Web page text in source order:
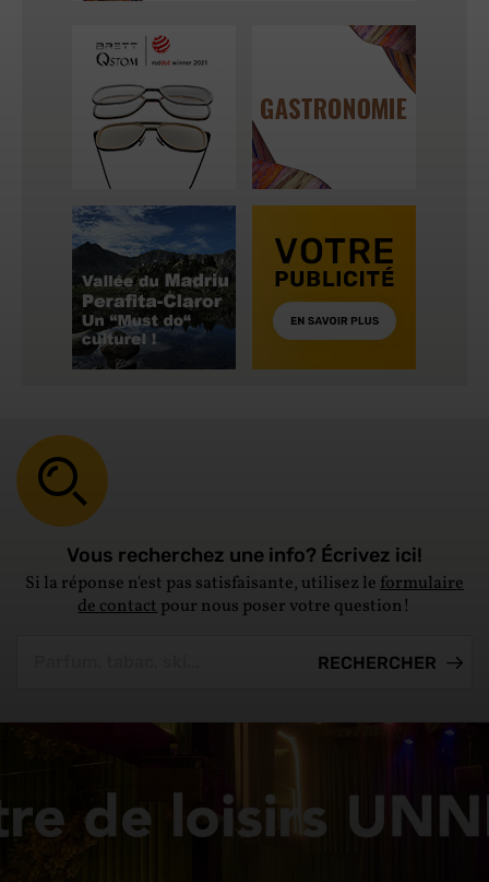
Vous recherchez une info? Écrivez ici!
Si la réponse n'est pas satisfaisante, utilisez leformulaire
de contactpour nous poser votre question!